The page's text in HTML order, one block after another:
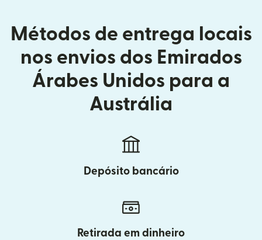
Métodos de entrega locais
nos envios dos Emirados
Árabes Unidos para a
Austrália
Depósito bancário
Retirada em dinheiro